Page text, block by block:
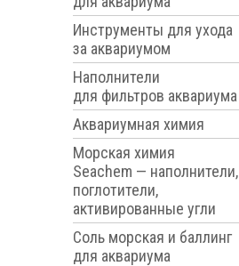
Инструменты для ухода
за аквариумом
Наполнители
для фильтров аквариума
Аквариумная химия
Морская химия
Seachem — наполнители,
поглотители,
активированные угли
Соль морская и баллинг
для аквариума